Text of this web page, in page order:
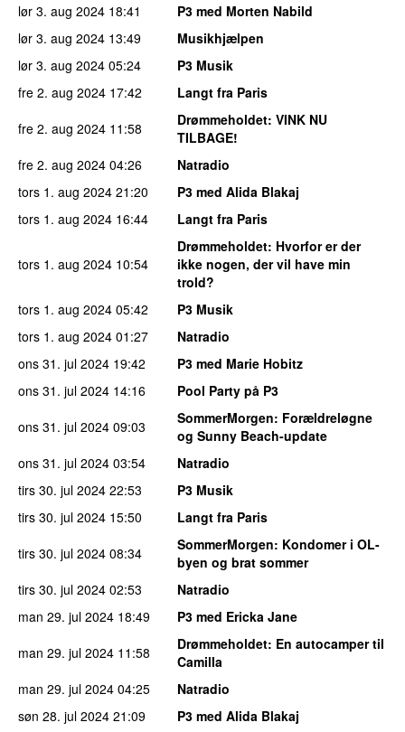
lør 3. aug 2024 18:41
P3 med Morten Nabild
lør 3. aug 2024 13:49
Musikhjælpen
lør 3. aug 2024 05:24
P3 Musik
fre 2. aug 2024 17:42
Langt fra Paris
fre 2. aug 2024 11:58 Drømmeholdet: VINK NU
TILBAGE!
fre 2. aug 2024 04:26
Natradio
tors 1. aug 2024 21:20
P3 med Alida Blakaj
tors 1. aug 2024 16:44 Langt fra Paris
tors 1. aug 2024 10:54
Drømmeholdet: Hvorfor er der
ikke nogen, der vil have min
trold?
tors 1. aug 2024 05:42
P3 Musik
tors 1. aug 2024 01:27
Natradio
ons 31. jul 2024 19:42
P3 med Marie Hobitz
ons 31. jul 2024 14:16
Pool Party på P3
ons 31. jul 2024 09:03 SommerMorgen: Forældreløgne
og Sunny Beach-update
ons 31. jul 2024 03:54
Natradio
tirs 30. jul 2024 22:53
P3 Musik
tirs 30. jul 2024 15:50
Langt fra Paris
tirs 30. jul 2024 08:34 SommerMorgen: Kondomer i OL-
byen og brat sommer
tirs 30. jul 2024 02:53
Natradio
man 29. jul 2024 18:49
P3 med Ericka Jane
man 29. jul 2024 11:58 Drømmeholdet: En autocamper til
Camilla
man 29. jul 2024 04:25
Natradio
søn 28. jul 2024 21:09 P3 med Alida Blakaj